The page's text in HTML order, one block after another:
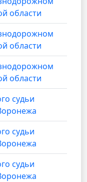
области
области
области
судьи
судьи
судьи